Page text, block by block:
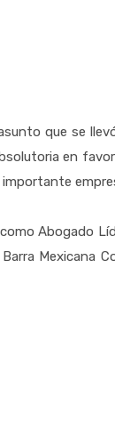
que se
en
Abogado
Mexicana